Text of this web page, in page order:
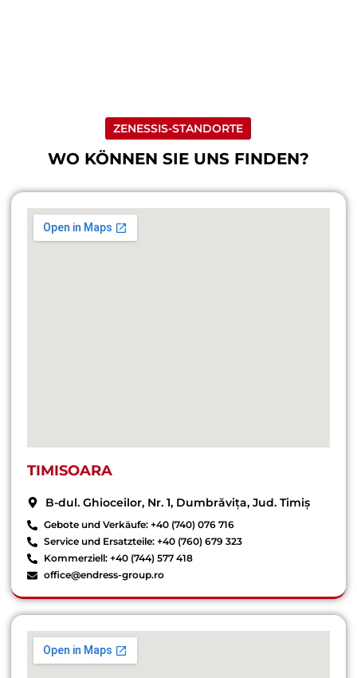
ZENESSIS-STANDORTE
WO KÖNNEN SIE UNS FINDEN?
TIMISOARA
B-dul. Ghioceilor, Nr. 1, Dumbrăvița, Jud. Timiș
Gebote und Verkäufe: +40 (740) 076 716
Service und Ersatzteile: +40 (760) 679 323
Kommerziell: +40 (744) 577 418
office@endress-group.ro